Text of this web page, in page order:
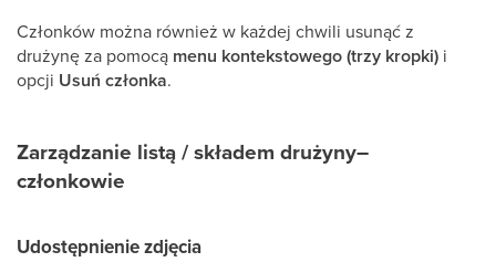
Członków można również w każdej chwili usunąć z
drużynę za pomocą menu kontekstowego (trzy kropki) i
opcji Usuń członka.
Zarządzanie listą / składem drużyny–
członkowie
Udostępnienie zdjęcia